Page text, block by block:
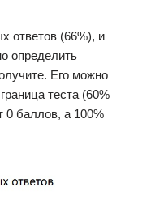
ответов (66%), и
определить
Его можно
теста (60%
0 баллов, а 100%